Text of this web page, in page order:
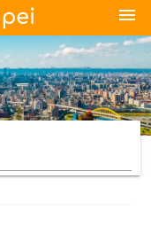
menu